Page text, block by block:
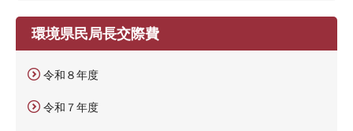
環境県民局長交際費
令和８年度
令和７年度